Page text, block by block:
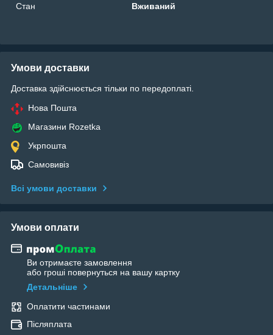
Стан
Вживаний
Умови доставки
Доставка здійснюється тільки по передоплаті.
Нова Пошта
Магазини Rozetka
Укрпошта
Самовивіз
Всі умови доставки
Умови оплати
Ви отримаєте замовлення
або гроші повернуться на вашу картку
Детальніше
Оплатити частинами
Післяплата